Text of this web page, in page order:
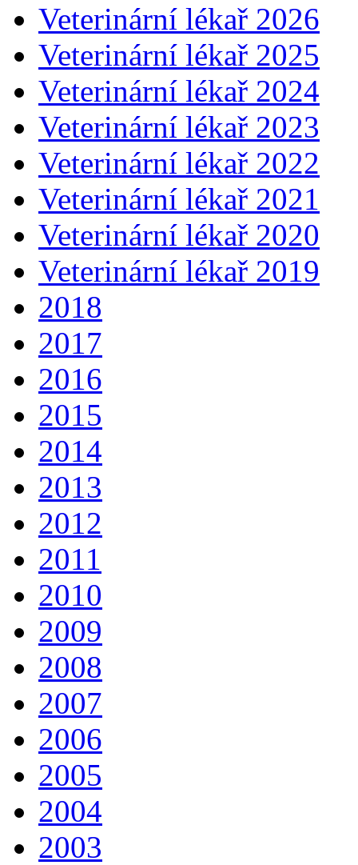
Veterinární lékař 2026
Veterinární lékař 2025
Veterinární lékař 2024
Veterinární lékař 2023
Veterinární lékař 2022
Veterinární lékař 2021
Veterinární lékař 2020
Veterinární lékař 2019
2018
2017
2016
2015
2014
2013
2012
2011
2010
2009
2008
2007
2006
2005
2004
2003